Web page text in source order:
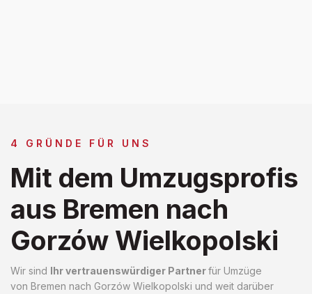
4 GRÜNDE FÜR UNS
Mit dem Umzugsprofis
aus Bremen nach
Gorzów Wielkopolski
Wir sind Ihr vertrauenswürdiger Partnerfür Umzüge
von Bremen nach Gorzów Wielkopolski und weit darüber